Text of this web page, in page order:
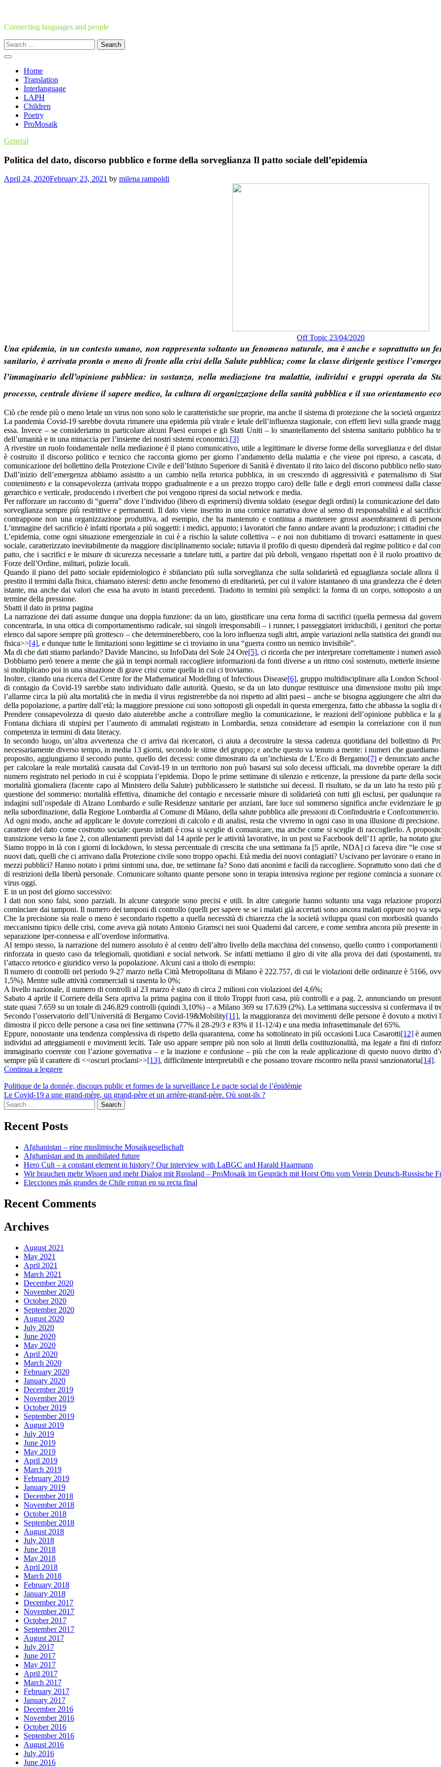
content
Connecting languages and people
Search
for:
Home
Translation
Interlanguage
LAPH
Children
Poetry
ProMosaik
General
Politica del dato, discorso pubblico e forme della sorveglianza Il patto sociale dell’epidemia
April 24, 2020February 23, 2021 by milena rampoldi
Off Topic 23/04/2020
Una epidemia, in un contesto umano, non rappresenta soltanto un fenomeno naturale, ma è anche e soprattutto un
sanitario, è arrivata pronta o meno di fronte alla crisi della Salute pubblica; come la classe dirigente gestisce
l’immaginario dell’opinione pubblica: in sostanza, nella mediazione tra malattia, individui e gruppi operata da
processo, centrale diviene il sapere medico, la cultura di organizzazione della sanità pubblica e il suo orientamento
Ciò che rende più o meno letale un virus non sono solo le caratteristiche sue proprie, ma anche il sistema di protezione che la società
La pandemia Covid-19 sarebbe dovuta rimanere una epidemia più virale e letale dell’influenza stagionale, con effetti lievi sulla grande
essa. Invece – se consideriamo in particolare alcuni Paesi europei e gli Stati Uniti – lo smantellamento del sistema sanitario pubblico ha
dell’umanità e in una minaccia per l’insieme dei nostri sistemi economici.[3]
A rivestire un ruolo fondamentale nella mediazione è il piano comunicativo, utile a legittimare le diverse forme della sorveglianza e del
è costruito il discorso politico e tecnico che racconta giorno per giorno l’andamento della malattia e che viene poi ripreso, a
comunicazione del bollettino della Protezione Civile e dell’Istituto Superiore di Sanità è diventato il rito laico del discorso pubblico nello
Dall’inizio dell’emergenza abbiamo assistito a un cambio nella retorica pubblica, in un crescendo di aggressività e paternalismo di
contenimento e la consapevolezza (arrivata troppo gradualmente e a un prezzo troppo caro) delle falle e degli errori commessi dalla
gerarchico e verticale, producendo i riverberi che poi vengono ripresi da social network e media.
Per rafforzare un racconto di “guerra” dove l’individuo (libero di esprimersi) diventa soldato (esegue degli ordini) la comunicazione del
sorveglianza sempre più restrittive e permanenti. Il dato viene inserito in una cornice narrativa dove al senso di responsabilità e al
contrappone non una organizzazione produttiva, ad esempio, che ha mantenuto e continua a mantenere grossi assembramenti di
L’immagine del sacrificio è infatti riportata a più soggetti: i medici, appunto; i lavoratori che fanno andare avanti la produzione; i cittadini che
L’epidemia, come ogni situazione emergenziale in cui è a rischio la salute collettiva – e noi non dubitiamo di trovarci esattamente in
sociale, caratterizzato inevitabilmente da maggiore disciplinamento sociale; tuttavia il profilo di questo dipenderà dal regime politico e dal
patto, che i sacrifici e le misure di sicurezza necessarie a tutelare tutti, a partire dai più deboli, vengano rispettati non è il ruolo proattivo
Forze dell’Ordine, militari, polizie locali.
Quando il piano del patto sociale epidemiologico è sbilanciato più sulla sorveglianza che sulla solidarietà ed eguaglianza sociale
prestito il termini dalla fisica, chiamano isteresi: detto anche fenomeno di ereditarietà, per cui il valore istantaneo di una grandezza che è
istante, ma anche dai valori che essa ha avuto in istanti precedenti. Tradotto in termini più semplici: la forma di un corpo, sottoposto a
termine della pressione.
Sbatti il dato in prima pagina
La narrazione dei dati assume dunque una doppia funzione: da un lato, giustificare una certa forma di sacrifici (quella permessa dal
concentrarla, in una ottica di comportamentismo radicale, sui singoli irresponsabili – i runner, i passeggiatori irriducibili, i genitori che
elenco dal sapore sempre più grottesco – che determinerebbero, con la loro influenza sugli altri, ampie variazioni nella statistica dei grandi
fisica>>[4], e dunque tutte le limitazioni sono legittime se ci troviamo in una “guerra contro un nemico invisibile”.
Ma di che dati stiamo parlando? Davide Mancino, su InfoData del Sole 24 Ore[5], ci ricorda che per interpretare correttamente i numeri
Dobbiamo però tenere a mente che già in tempi normali raccogliere informazioni da fonti diverse a un ritmo così sostenuto, metterle
si moltiplicano poi in una situazione di grave crisi come quella in cui ci troviamo.
Inoltre, citando una ricerca del Centre for the Mathematical Modelling of Infectious Disease[6], gruppo multidisciplinare alla London
di contagio da Covid-19 sarebbe stato individuato dalle autorità. Questo, se da un lato dunque restituisce una dimensione molto più
l’allarme circa la più alta mortalità che in media il virus registrerebbe da noi rispetto ad altri paesi – anche se bisogna aggiungere che altri
della popolazione, a partire dall’età; la maggiore pressione cui sono sottoposti gli ospedali in questa emergenza, fatto che abbassa la soglia
Prendere consapevolezza di questo dato aiuterebbe anche a controllare meglio la comunicazione, le reazioni dell’opinione pubblica e
Fontana dichiara di stupirsi per l’aumento di ammalati registrato in Lombardia, senza considerare ad esempio la correlazione con il
competenza in termini di data literacy.
In secondo luogo, un’altra avvertenza che ci arriva dai ricercatori, ci aiuta a decostruire la stessa cadenza quotidiana del bollettino di
necessariamente diverso tempo, in media 13 giorni, secondo le stime del gruppo; e anche questo va tenuto a mente: i numeri che
proposito, aggiungiamo il secondo punto, quello dei decessi: come dimostrato da un’inchiesta de L’Eco di Bergamo[7] e denunciato
per calcolare la reale mortalità causata dal Covid-19 in un territorio non può basarsi sui solo decessi ufficiali, ma dovrebbe operare la
numero registrato nel periodo in cui è scoppiata l’epidemia. Dopo le prime settimane di silenzio e reticenze, la pressione da parte della
mortalità giornaliera (facente capo al Ministero della Salute) pubblicassero le statistiche sui decessi. Il risultato, se da un lato ha resto
questione del sommerso: mortalità effettiva, dinamiche del contagio e necessarie misure di solidarietà con tutti gli esclusi, per qualunque
indagini sull’ospedale di Alzano Lombardo e sulle Residenze sanitarie per anziani, fare luce sul sommerso significa anche evidenziare le
nella subordinazione, dalla Regione Lombardia al Comune di Milano, della salute pubblica alle pressioni di Confindustria e Confcommercio.
Ad ogni modo, anche ad applicare le dovute correzioni di calcolo e di analisi, resta che vivremo in ogni caso in una illusione di
carattere del dato come costrutto sociale: questo infatti è cosa si sceglie di comunicare, ma anche come si sceglie di raccoglierlo. A
transizione verso la fase 2, con allentamenti previsti dal 14 aprile per le attività lavorative, in un post su Facebook dell’11 aprile, ha notato
Siamo troppo in là con i giorni di lockdown, lo stessa percentuale di crescita che una settimana fa [5 aprile, NDA] ci faceva dire “le cose
nuovi dati, quelli che ci arrivano dalla Protezione civile sono troppo opachi. Età media dei nuovi contagiati? Uscivano per lavorare o erano
mezzi pubblici? Hanno notato i primi sintomi una, due, tre settimane fa? Sono dati anonimi e facili da raccogliere. Soprattutto sono dati che
di restrizioni della libertà personale. Comunicare soltanto quante persone sono in terapia intensiva regione per regione comincia a suonare
virus oggi.
E in un post del giorno successivo:
I dati non sono falsi, sono parziali. In alcune categorie sono precisi e utili. In altre categorie hanno soltanto una vaga relazione
cominciare dai tamponi. Il numero dei tamponi di controllo (quelli per sapere se se i malati già accertati sono ancora malati oppure no) va
Che la precisione sia reale o meno è secondario rispetto a quella necessità di chiarezza che la società sviluppa quasi con morbosità
meccanismo tipico delle crisi, come aveva già notato Antonio Gramsci nei suoi Quaderni dal carcere, e come sembra ancora più presente
separazione iper-connessa e all’overdose informativa.
Al tempo stesso, la narrazione del numero assoluto è al centro dell’altro livello della macchina del consenso, quello contro i
rinforzata in questo caso da telegiornali, quotidiani e social network. Se infatti mettiamo il giro di vite alla prova dei dati (spostamenti,
l’attacco retorico e giuridico verso la popolazione. Alcuni casi a titolo di esempio:
Il numero di controlli nel periodo 9-27 marzo nella Città Metropolitana di Milano è 222.757, di cui le violazioni delle ordinanze è 5166,
1,5%). Mentre sulle attività commerciali si rasenta lo 0%;
A livello nazionale, il numero di controlli al 23 marzo è stato di circa 2 milioni con violazioni del 4,6%;
Sabato 4 aprile il Corriere della Sera apriva la prima pagina con il titolo Troppi fuori casa, più controlli e a pag. 2, annunciando un
state quasi 7.659 su un totale di 246.829 controlli (quindi 3,10%) – a Milano 369 su 17.639 (2%). La settimana successiva si confermava il
Secondo l’osservatorio dell’Università di Bergamo Covid-19&Mobility[11], la maggioranza dei movimenti delle persone è dovuto a
dimostra il picco delle persone a casa nei fine settimana (77% il 28-29/3 e 83% il 11-12/4) e una media infrasettimanale del 65%.
Eppure, nonostante una tendenza complessiva di rispetto della quarantena, come ha sottolineato in più occasioni Luca Casarotti[12]è
individui ad atteggiamenti e movimenti leciti. Tale uso appare sempre più non solo ai limiti della costituzionalità, ma legate a fini di
immaginario coerente con l’azione governativa – e la inazione e confusione – più che con la reale applicazione di questo nuovo diritto
sempre più il carattere di <<oscuri proclami>>[13], difficilmente interpretabili e che possano trovare riscontro nella prassi sanzionatoria[14].
Continua a leggere
Post
navigation
Politique de la donnée, discours public et formes de la surveillance Le pacte social de l’épidémie
Le Covid-19 a une grand-mère, un grand-père et un arrière-grand-père. Où sont-ils ?
Search
for:
Recent Posts
Afghanistan – eine muslimische Mosaikgesellschaft
Afghanistan and its annihilated future
Hero Cult – a constant element in history? Our interview with LaBGC and Harald Haarmann
Wir brauchen mehr Wissen und mehr Dialog mit Russland – ProMosaik im Gespräch mit Horst Otto vom Verein Deutsch-Russische
Elecciones más grandes de Chile entran en su recta final
Recent Comments
Archives
August 2021
May 2021
April 2021
March 2021
December 2020
November 2020
October 2020
September 2020
August 2020
July 2020
June 2020
May 2020
April 2020
March 2020
February 2020
January 2020
December 2019
November 2019
October 2019
September 2019
August 2019
July 2019
June 2019
May 2019
April 2019
March 2019
February 2019
January 2019
December 2018
November 2018
October 2018
September 2018
August 2018
July 2018
June 2018
May 2018
April 2018
March 2018
February 2018
January 2018
December 2017
November 2017
October 2017
September 2017
August 2017
July 2017
June 2017
May 2017
April 2017
March 2017
February 2017
January 2017
December 2016
November 2016
October 2016
September 2016
August 2016
July 2016
June 2016